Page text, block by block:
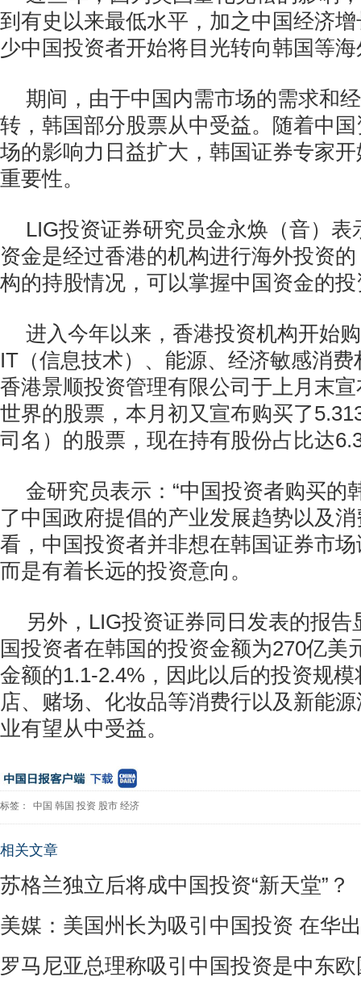
到有史以来最低水平，加之中国经济
少中国投资者开始将目光转向韩国等
期间，由于中国内需市场的需求和
转，韩国部分股票从中受益。随着中
场的影响力日益扩大，韩国证券专家
重要性。
LIG投资证券研究员金永焕（音）表
资金是经过香港的机构进行海外投资
构的持股情况，可以掌握中国资金的投
进入今年以来，香港投资机构开始
IT（信息技术）、能源、经济敏感消
香港景顺投资管理有限公司于上月末
世界的股票，本月初又宣布购买了
司名）的股票，现在持有股份占比达
金研究员表示：“中国投资者购买的
了中国政府提倡的产业发展趋势以及
看，中国投资者并非想在韩国证券市
而是有着长远的投资意向。
另外，LIG投资证券同日发表的报
国投资者在韩国的投资金额为270亿美
金额的1.1-2.4%，因此以后的投资规
店、赌场、化妆品等消费行以及新能
业有望从中受益。
标签： 中国 韩国 投资 股市 经济
相关文章
苏格兰独立后将成中国投资“新天堂”？
美媒：美国州长为吸引中国投资 在华
罗马尼亚总理称吸引中国投资是中东